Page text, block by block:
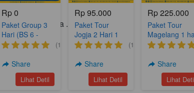
Paket Tour Lainnya . . . .
Rp 0
Paket Group 3
Hari (BS 6 -
Meeting
(1)
Share
`Lihat Detil
Rp 95.000
Paket Tour
Jogja 2 Hari 1
Malam Yogya
(1)
Share
`Lihat Detil
Rp 225.000
Paket Tour
Magelang 1
(A18)
Share
`Lihat